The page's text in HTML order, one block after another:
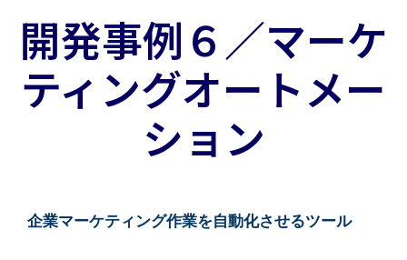
開発事例６／マーケ
ティングオートメー
ション
企業マーケティング作業を自動化させるツール